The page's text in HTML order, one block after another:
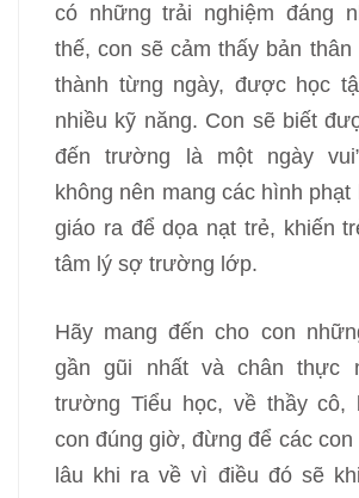
có những trải nghiệm đáng
thế, con sẽ cảm thấy bản
thành từng ngày, được học
nhiều kỹ năng. Con sẽ biết
đến trường là một ngày
không nên mang các hình phạt
giáo ra để dọa nạt trẻ, khiến
tâm lý sợ trường lớp.
Hãy mang đến cho con
gần gũi nhất và chân thực
trường Tiểu học, về thầy cô,
con đúng giờ, đừng để các
lâu khi ra về vì điều đó sẽ